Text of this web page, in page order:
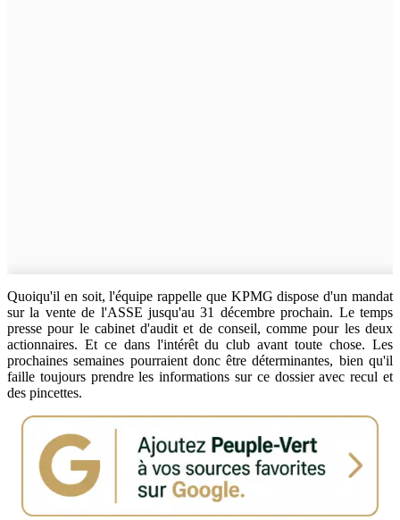
Quoiqu'il en soit, l'équipe rappelle que KPMG dispose d'un mandat
sur la vente de l'ASSE jusqu'au 31 décembre prochain. Le temps
presse pour le cabinet d'audit et de conseil, comme pour les deux
actionnaires. Et ce dans l'intérêt du club avant toute chose. Les
prochaines semaines pourraient donc être déterminantes, bien qu'il
faille toujours prendre les informations sur ce dossier avec recul et
des pincettes.